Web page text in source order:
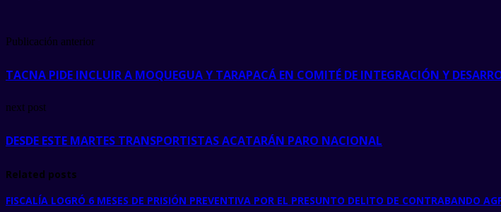
Publicación anterior
TACNA PIDE INCLUIR A MOQUEGUA Y TARAPACÁ EN COMITÉ DE INTEGRACIÓN Y
next post
DESDE ESTE MARTES TRANSPORTISTAS ACATARÁN PARO NACIONAL
Related posts
FISCALÍA LOGRÓ 6 MESES DE PRISIÓN PREVENTIVA POR EL PRESUNTO DELITO DE CONTRABANDO